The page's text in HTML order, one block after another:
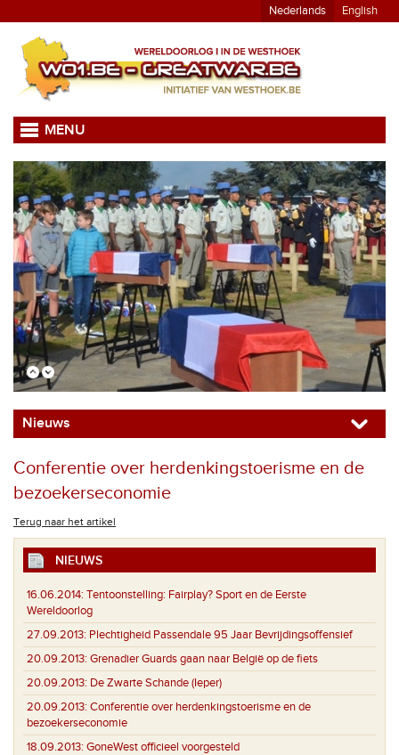
Nederlands English
MENU
Nieuws
Conferentie over herdenkingstoerisme en de
bezoekerseconomie
Terug naar het artikel
NIEUWS
16.06.2014: Tentoonstelling: Fairplay? Sport en de Eerste
Wereldoorlog
27.09.2013: Plechtigheid Passendale 95 Jaar Bevrijdingsoffensief
20.09.2013: Grenadier Guards gaan naar België op de fiets
20.09.2013: De Zwarte Schande (Ieper)
20.09.2013: Conferentie over herdenkingstoerisme en de
bezoekerseconomie
18.09.2013: GoneWest officieel voorgesteld